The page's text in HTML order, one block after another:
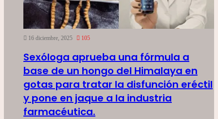
16 diciembre, 2025 105
Sexóloga aprueba una fórmula a
base de un hongo del Himalaya en
gotas para tratar la disfunción eréctil
y pone en jaque a la industria
farmacéutica.